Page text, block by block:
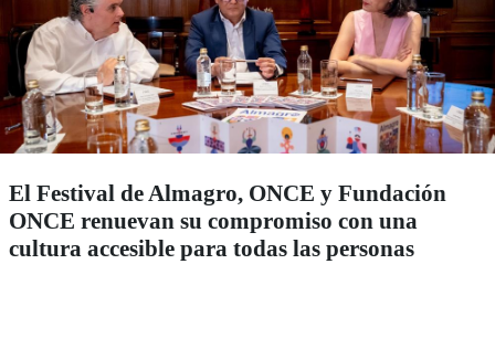
El Festival de Almagro, ONCE y Fundación
ONCE renuevan su compromiso con una
cultura accesible para todas las personas